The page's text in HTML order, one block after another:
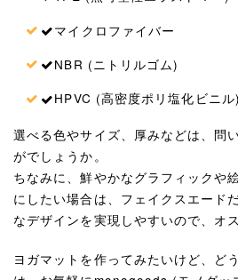
マイクロファイバー
NBR (ニトリルゴム)
HPVC (高密度ポリ塩化ビニル)
選べる色やサイズ、厚みなどは、問
がでしょうか。
ちなみに、鮮やかなグラフィックや
にしたい場合は、フェイクスエード
なデザインを実現しやすいので、オ
ヨガマットを作ってみたいけど、ど